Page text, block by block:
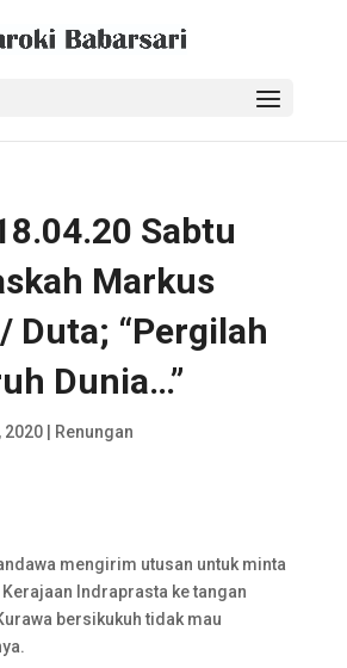
Sabtu
Markus
Duta; “Pergilah
Dunia…”
2020| Renungan
mengirim utusan untuk minta
Indraprasta ke tangan
bersikukuh tidak mau